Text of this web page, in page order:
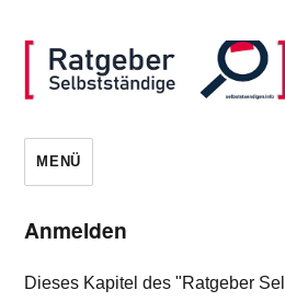
selbststaendigen.info
MENÜ
Anmelden
Dieses Kapitel des "Ratgeber